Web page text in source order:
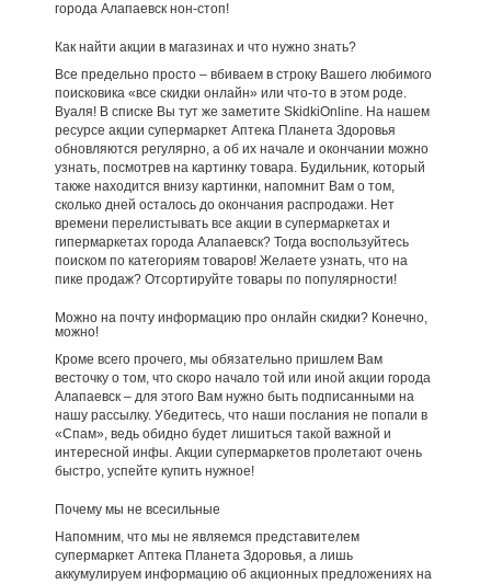
города Алапаевск нон-стоп!
Как найти акции в магазинах и что нужно знать?
Все предельно просто – вбиваем в строку Вашего любимого
поисковика «все скидки онлайн» или что-то в этом роде.
Вуаля! В списке Вы тут же заметите SkidkiOnline. На нашем
ресурсе акции супермаркет Аптека Планета Здоровья
обновляются регулярно, а об их начале и окончании можно
узнать, посмотрев на картинку товара. Будильник, который
также находится внизу картинки, напомнит Вам о том,
сколько дней осталось до окончания распродажи. Нет
времени перелистывать все акции в супермаркетах и
гипермаркетах города Алапаевск? Тогда воспользуйтесь
поиском по категориям товаров! Желаете узнать, что на
пике продаж? Отсортируйте товары по популярности!
Можно на почту информацию про онлайн скидки? Конечно,
можно!
Кроме всего прочего, мы обязательно пришлем Вам
весточку о том, что скоро начало той или иной акции города
Алапаевск – для этого Вам нужно быть подписанными на
нашу рассылку. Убедитесь, что наши послания не попали в
«Спам», ведь обидно будет лишиться такой важной и
интересной инфы. Акции супермаркетов пролетают очень
быстро, успейте купить нужное!
Почему мы не всесильные
Напомним, что мы не являемся представителем
супермаркет Аптека Планета Здоровья, а лишь
аккумулируем информацию об акционных предложениях на